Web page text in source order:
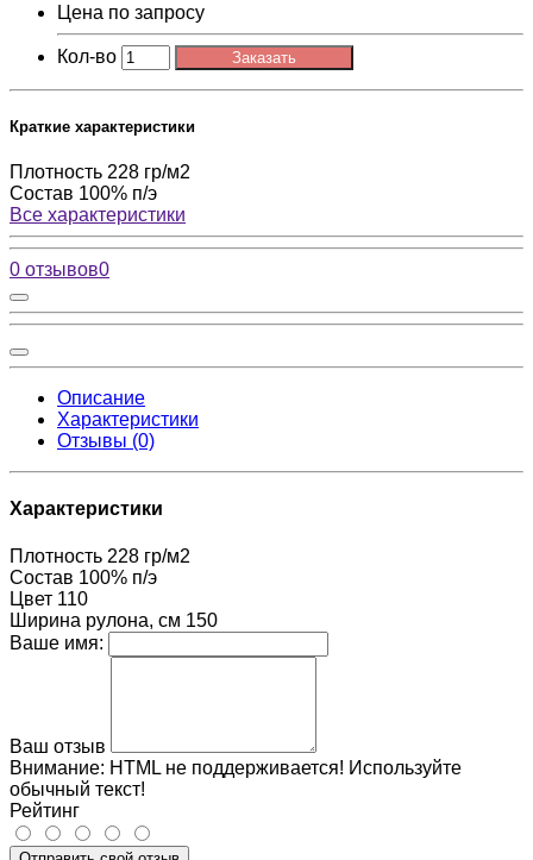
Цена по запросу
Кол-во Заказать
Краткие характеристики
Плотность 228 гр/м2
Состав 100% п/э
Все характеристики
0 отзывов0
Описание
Характеристики
Отзывы (0)
Характеристики
Плотность 228 гр/м2
Состав 100% п/э
Цвет 110
Ширина рулона, см 150
Ваше имя:
Ваш отзыв
Внимание: HTML не поддерживается! Используйте
обычный текст!
Рейтинг